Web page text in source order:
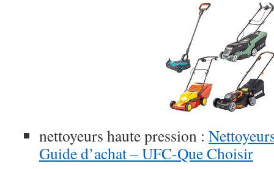
nettoyeurs haute pression :
Guide d’achat – UFC-Que Choisir